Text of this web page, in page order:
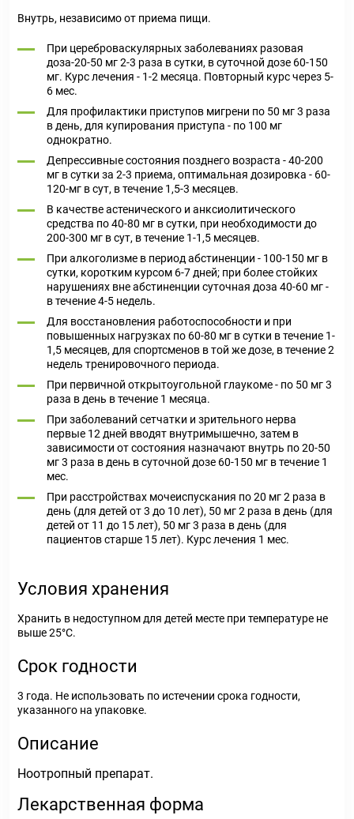
Внутрь, независимо от приема пищи.
При цереброваскулярных заболеваниях разовая
доза-20-50 мг 2-3 раза в сутки, в суточной дозе 60-150
мг. Курс лечения - 1-2 месяца. Повторный курс через 5-
6 мес.
Для профилактики приступов мигрени по 50 мг 3 раза
в день, для купирования приступа - по 100 мг
однократно.
Депрессивные состояния позднего возраста - 40-200
мг в сутки за 2-3 приема, оптимальная дозировка - 60-
120-мг в сут, в течение 1,5-3 месяцев.
В качестве астенического и анксиолитического
средства по 40-80 мг в сутки, при необходимости до
200-300 мг в сут, в течение 1-1,5 месяцев.
При алкоголизме в период абстиненции - 100-150 мг в
сутки, коротким курсом 6-7 дней; при более стойких
нарушениях вне абстиненции суточная доза 40-60 мг -
в течение 4-5 недель.
Для восстановления работоспособности и при
повышенных нагрузках по 60-80 мг в сутки в течение 1-
1,5 месяцев, для спортсменов в той же дозе, в течение 2
недель тренировочного периода.
При первичной открытоугольной глаукоме - по 50 мг 3
раза в день в течение 1 месяца.
При заболеваний сетчатки и зрительного нерва
первые 12 дней вводят внутримышечно, затем в
зависимости от состояния назначают внутрь по 20-50
мг 3 раза в день в суточной дозе 60-150 мг в течение 1
мес.
При расстройствах мочеиспускания по 20 мг 2 раза в
день (для детей от 3 до 10 лет), 50 мг 2 раза в день (для
детей от 11 до 15 лет), 50 мг 3 раза в день (для
пациентов старше 15 лет). Курс лечения 1 мес.
Условия хранения
Хранить в недоступном для детей месте при температуре не
выше 25°С.
Срок годности
3 года. Не использовать по истечении срока годности,
указанного на упаковке.
Описание
Ноотропный препарат.
Лекарственная форма